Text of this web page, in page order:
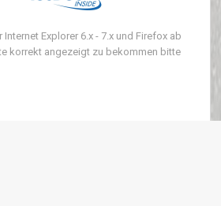
Explorer 6.x - 7.x und Firefox ab
korrekt angezeigt zu bekommen bitte